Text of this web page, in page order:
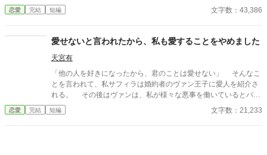
の力で爵位を得た新興貴族だ！ そんな歴史も品もない家に生ま
れた女が、名家に生まれた俺に相応しいはずがない！ 俺はどう
ランズ伯爵家のジェラール様は、沢山の暴言を口にしたあと、一
方的に婚約の解消を宣言しました。 そうしてジェラール様はわ
たしのもとを去り、曰く『お前と違って貴族然とした女性』であ
り『気品溢れる女性』な方と新たに婚約を結ばれたのですが――
ジェラール様。貴方の婚約者であるマリエット様が、侯爵家主
催の夜会で大問題を起こしてしまったみたいですよ？
恋愛 完結 短編 文字数：43,386
愛せないと言われたから、私も愛することをやめました
天宮有
「他の人を好きになったから、君のことは愛せない」 そんなこ
とを言われて、私サフィラは婚約者のヴァン王子に愛人を紹介さ
れる。 その後はヴァンは、私が様々な悪事を働いているとパー
ティ会場で言い出す。 捏造した罪によって、ヴァンは私との婚
約を破棄しようと目論んでいた。
恋愛 完結 短編 文字数：21,233